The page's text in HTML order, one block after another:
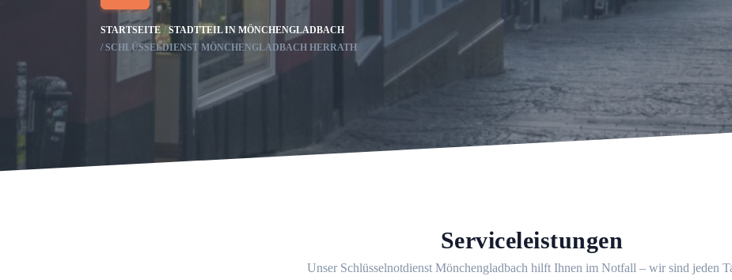
STARTSEITE
STADTTEIL IN MÖNCHENGLADBACH
SCHLÜSSELDIENST MÖNCHENGLADBACH HERRATH
Serviceleistungen
Unser Schlüsselnotdienst Mönchengladbach hilft Ihnen im Notfall – wir sind jeden